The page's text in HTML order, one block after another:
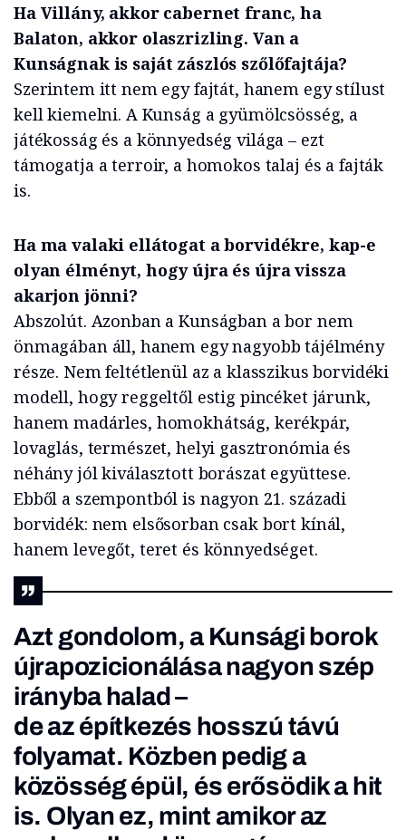
Ha Villány, akkor cabernet franc, ha
Balaton, akkor olaszrizling. Van a
Kunságnak is saját zászlós szőlőfajtája?
Szerintem itt nem egy fajtát, hanem egy stílust
kell kiemelni. A Kunság a gyümölcsösség, a
játékosság és a könnyedség világa – ezt
támogatja a terroir, a homokos talaj és a fajták
is.
Ha ma valaki ellátogat a borvidékre, kap-e
olyan élményt, hogy újra és újra vissza
akarjon jönni?
Abszolút. Azonban a Kunságban a bor nem
önmagában áll, hanem egy nagyobb tájélmény
része. Nem feltétlenül az a klasszikus borvidéki
modell, hogy reggeltől estig pincéket járunk,
hanem madárles, homokhátság, kerékpár,
lovaglás, természet, helyi gasztronómia és
néhány jól kiválasztott borászat együttese.
Ebből a szempontból is nagyon 21. századi
borvidék: nem elsősorban csak bort kínál,
hanem levegőt, teret és könnyedséget.
Azt gondolom, a Kunsági borok
újrapozicionálása nagyon szép
irányba halad –
de az építkezés hosszú távú
folyamat. Közben pedig a
közösség épül, és erősödik a hit
is. Olyan ez, mint amikor az